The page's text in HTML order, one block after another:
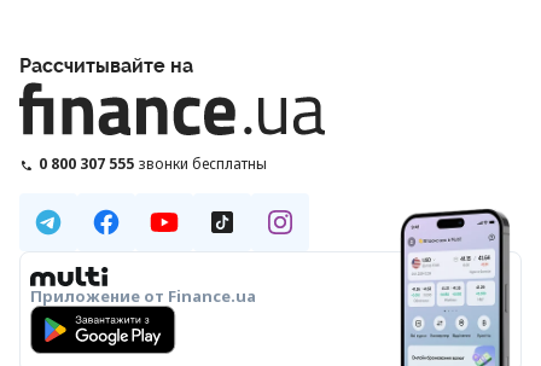
Рассчитывайте на
0 800 307 555 звонки бесплатны
Приложение от Finance.ua